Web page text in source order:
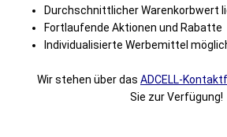
Durchschnittlicher Warenkorbwert
Fortlaufende Aktionen und Rabatte
Individualisierte Werbemittel
Wir stehen über das ADCELL-
Sie zur Verfügung!